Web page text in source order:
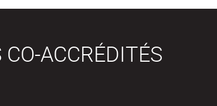
ACCRÉDITÉS